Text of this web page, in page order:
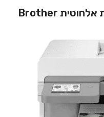
מדפסת לייזר משולבת צבעונית אלחוטית Brother